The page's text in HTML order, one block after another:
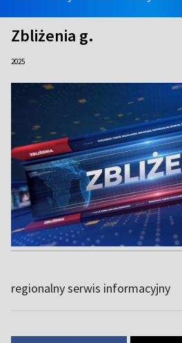
Zbliżenia g.
2025
regionalny serwis informacyjny